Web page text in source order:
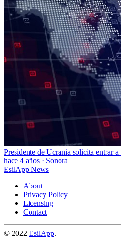
Presidente de Ucrania solicita entrar
hace 4 años · Sonora
EsilApp News
About
Privacy Policy
Licensing
Contact
© 2022 EsilApp.